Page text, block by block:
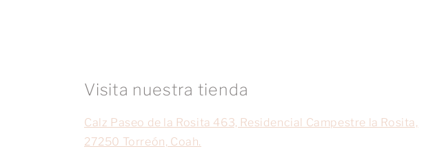
Visita nuestra tienda
Calz Paseo de la Rosita 463, Residencial Campestre la Rosita,
27250 Torreón, Coah.